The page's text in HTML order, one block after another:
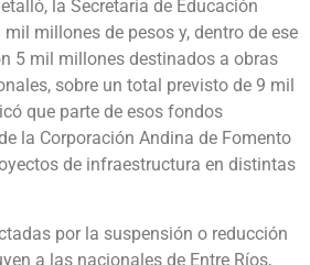
la Secretaría de Educación
millones de pesos y, dentro de ese
5 mil millones destinados a obras
sobre un total previsto de 9 mil
que parte de esos fondos
la Corporación Andina de Fomento
de infraestructura en distintas
por la suspensión o reducción
a las nacionales de Entre Ríos,